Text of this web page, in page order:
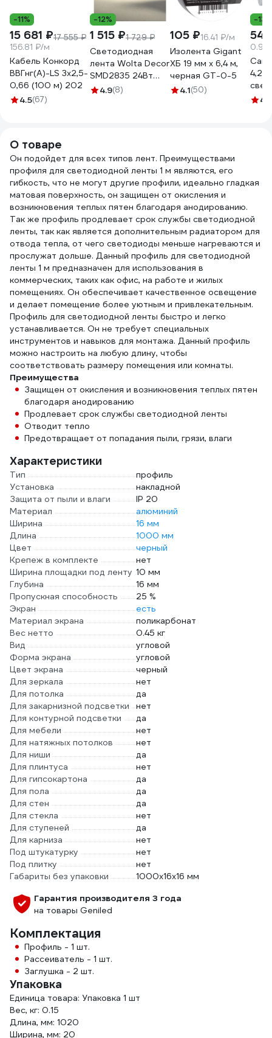
-11%
15 681 ₽17 555 ₽
156.81 ₽/м
Кабель Конкорд
ВВГнг(А)-LS 3х2,5-
0,66 (100 м) 202
4.5(67)
-12%
1 515 ₽1 729 ₽
Светодиодная
лента Wolta Decor
SMD2835 24Вт
4000К 24В IP20
4.9(8)
105 ₽16.41 ₽/м
Изолента Gigant
ХБ 19 мм х 6,4 м,
черная GT-0-5
4.1(50)
-13%
0.9
4.5
О товаре
Он подойдет для всех типов лент. Преимуществами
профиля для светодиодной ленты 1 м являются, его
гибкость, что не могут другие профили, идеально гладкая
матовая поверхность, он защищен от окисления и
возникновения теплых пятен благодаря анодированию.
Так же профиль продлевает срок службы светодиодной
ленты, так как является дополнительным радиатором для
отвода тепла, от чего светодиоды меньше нагреваются и
прослужат дольше. Данный профиль для светодиодной
ленты 1 м предназначен для использования в
коммерческих, таких как офис, на работе и жилых
помещениях. Он обеспечивает качественное освещение
и делает помещение более уютным и привлекательным.
Профиль для светодиодной ленты быстро и легко
устанавливается. Он не требует специальных
инструментов и навыков для монтажа. Данный профиль
можно настроить на любую длину, чтобы
соответствовать размеру помещения или комнаты.
Преимущества
Защищен от окисления и возникновения теплых пятен
благодаря анодированию
Продлевает срок службы светодиодной ленты
Отводит тепло
Предотвращает от попадания пыли, грязи, влаги
Характеристики
Тип
профиль
Установка
накладной
Защита от пыли и влаги
IP 20
Материал
алюминий
Ширина
16 мм
Длина
1000 мм
Цвет
черный
Крепеж в комплекте
нет
Ширина площадки под ленту 10 мм
Глубина
16 мм
Пропускная способность
25 %
Экран
есть
Материал экрана
поликарбонат
Вес нетто
0.45 кг
Вид
угловой
Форма экрана
угловой
Цвет экрана
черный
Для зеркала
нет
Для потолка
да
Для закарнизной подсветки
нет
Для контурной подсветки
да
Для мебели
нет
Для натяжных потолков
нет
Для ниши
да
Для плинтуса
нет
Для гипсокартона
да
Для пола
да
Для стен
да
Для стекла
нет
Для ступеней
да
Для карниза
нет
Под штукатурку
нет
Под плитку
нет
Габариты без упаковки
1000х16х16 мм
Гарантия производителя 3 года
на товары Geniled
Комплектация
Профиль - 1 шт.
Рассеиватель - 1 шт.
Заглушка - 2 шт.
Упаковка
Единица товара: Упаковка 1 шт
Вес, кг: 0.15
Длина, мм: 1020
Ширина, мм: 20